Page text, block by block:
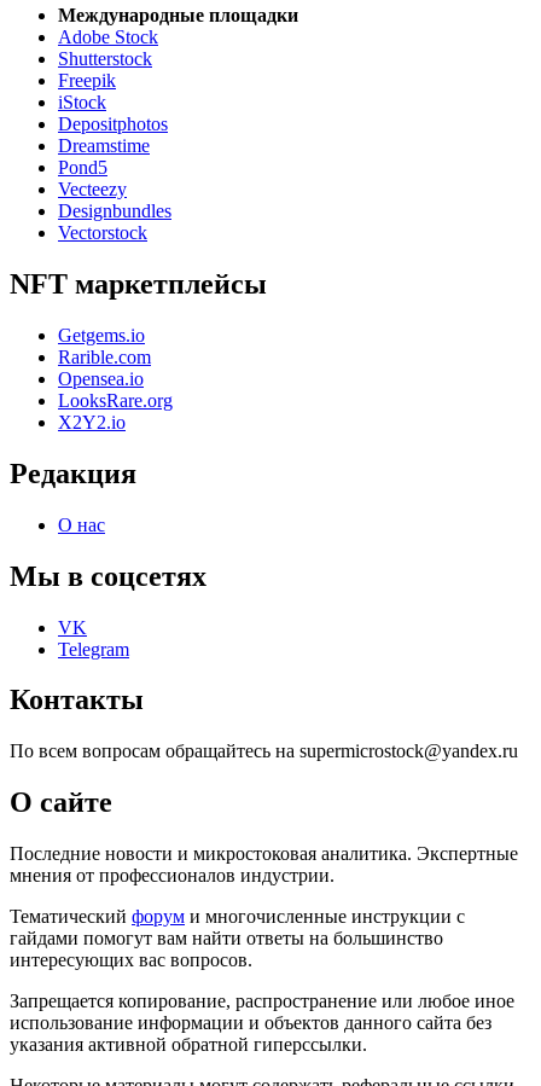
Международные площадки
Adobe Stock
Shutterstock
Freepik
iStock
Depositphotos
Dreamstime
Pond5
Vecteezy
Designbundles
Vectorstock
NFT маркетплейсы
Getgems.io
Rarible.com
Opensea.io
LooksRare.org
X2Y2.io
Редакция
О нас
Мы в соцсетях
VK
Telegram
Контакты
По всем вопросам обращайтесь на supermicrostock@yandex.ru
О сайте
Последние новости и микростоковая аналитика. Экспертные
мнения от профессионалов индустрии.
Тематический форум и многочисленные инструкции с
гайдами помогут вам найти ответы на большинство
интересующих вас вопросов.
Запрещается копирование, распространение или любое иное
использование информации и объектов данного сайта без
указания активной обратной гиперссылки.